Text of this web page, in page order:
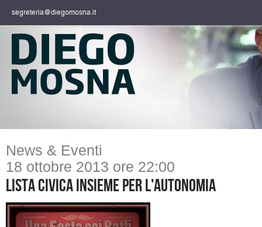
segreteria@diegomosna.it
News & Eventi
18 ottobre 2013 ore 22:00
Lista civica Insieme per l'Autonomia